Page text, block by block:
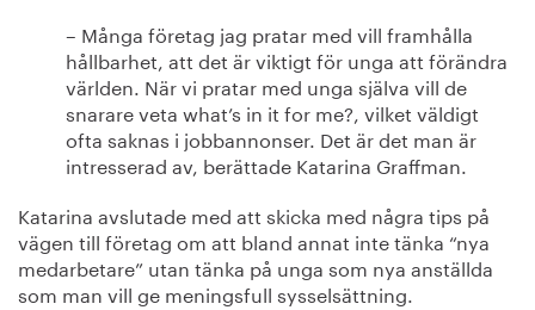
– Många företag jag pratar med vill framhålla
hållbarhet, att det är viktigt för unga att förändra
världen. När vi pratar med unga själva vill de
snarare veta what’s in it for me?, vilket väldigt
ofta saknas i jobbannonser. Det är det man är
intresserad av, berättade Katarina Graffman.
Katarina avslutade med att skicka med några tips på
vägen till företag om att bland annat inte tänka “nya
medarbetare” utan tänka på unga som nya anställda
som man vill ge meningsfull sysselsättning.